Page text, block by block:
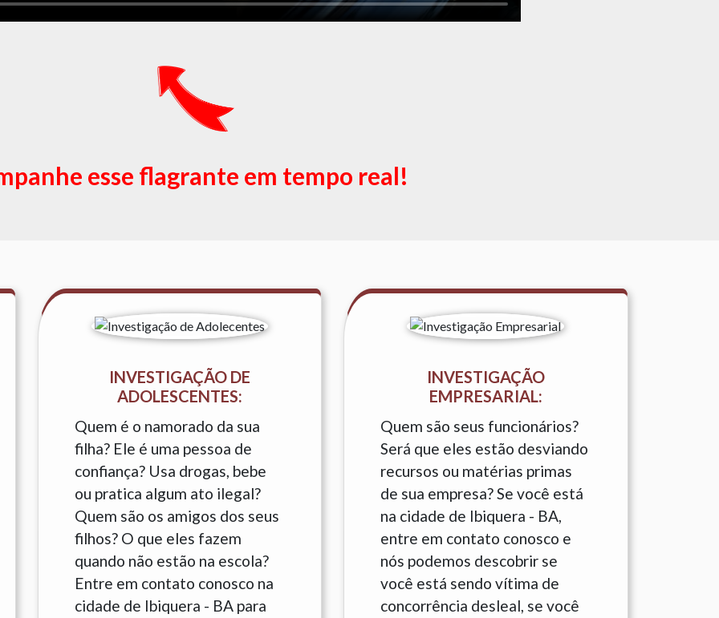
esse flagrante em tempo real!
INVESTIGAÇÃO DE
ADOLESCENTES:
Quem é o namorado da sua
filha? Ele é uma pessoa de
confiança? Usa drogas, bebe
ou pratica algum ato ilegal?
Quem são os amigos dos seus
filhos? O que eles fazem
quando não estão na escola?
Entre em contato conosco na
cidade de Ibiquera - BA para
INVESTIGAÇÃO
EMPRESARIAL:
Quem são seus funcionários?
Será que eles estão desviando
recursos ou matérias primas
de sua empresa? Se você está
na cidade de Ibiquera - BA,
entre em contato conosco e
nós podemos descobrir se
você está sendo vítima de
concorrência desleal, se você